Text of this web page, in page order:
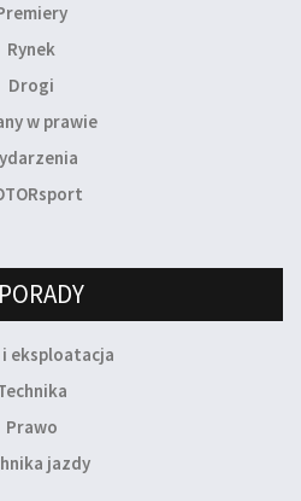
Rynek
Drogi
w prawie
PORADY
i eksploatacja
Prawo
jazdy